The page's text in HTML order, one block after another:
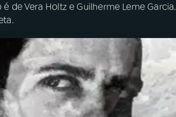
de Vera Holtz e Guilherme Leme Garcia.